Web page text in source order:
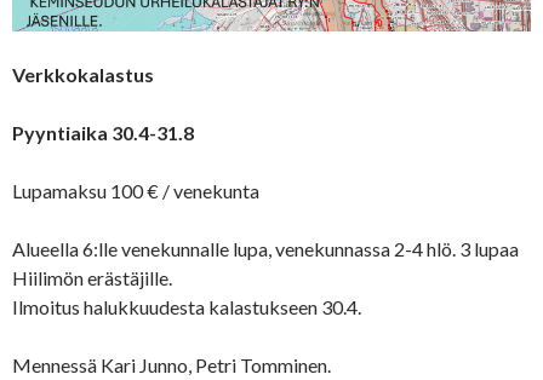
Verkkokalastus
Pyyntiaika 30.4-31.8
Lupamaksu 100 € / venekunta
Alueella 6:lle venekunnalle lupa, venekunnassa 2-4 hlö. 3 lupaa
Hiilimön erästäjille.
Ilmoitus halukkuudesta kalastukseen 30.4.
Mennessä Kari Junno, Petri Tomminen.